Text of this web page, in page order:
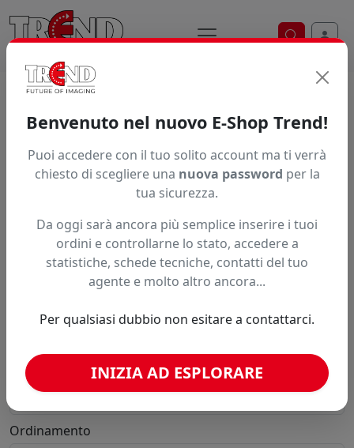
Ricerca
Scopri il kit antistatico con corda elastica, guanti
antistatici, panni e 2 magneti. permette di eliminare
la stampa o altro. La carica statica attira la polvere sulla
pellicola o sulla carta caricata, influendo sulla qualità di
stampa o sul montaggio di pellicole adesive. Il kit
antistatico deve toccare la superficie del materiale ed d
avvolgitori e tutti i sistemi che processano materiali in
Brand
Ordinamento
Benvenuto nel nuovo E-Shop Trend!
Puoi accedere con il tuo solito account ma ti verrà
chiesto di scegliere una nuova password per la
tua sicurezza.
Da oggi sarà ancora più semplice inserire i tuoi
ordini e controllarne lo stato, accedere a
statistiche, schede tecniche, contatti del tuo
agente e molto altro ancora...
Per qualsiasi dubbio non esitare a contattarci.
INIZIA AD ESPLORARE